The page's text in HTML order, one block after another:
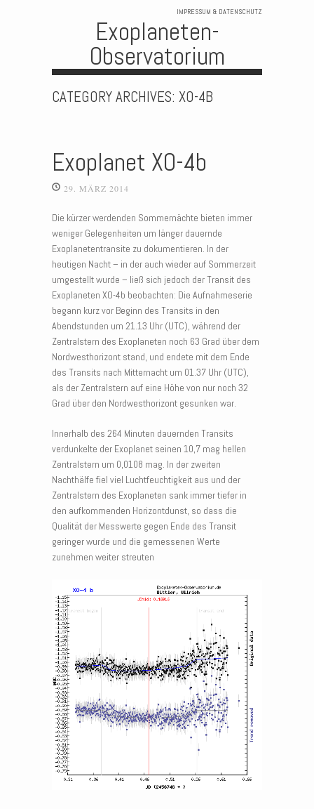
IMPRESSUM & DATENSCHUTZ
Exoplaneten-
Observatorium
CATEGORY ARCHIVES: XO-4B
Exoplanet XO-4b
29. MÄRZ 2014
Die kürzer werdenden Sommernächte bieten immer
weniger Gelegenheiten um länger dauernde
Exoplanetentransite zu dokumentieren. In der
heutigen Nacht – in der auch wieder auf Sommerzeit
umgestellt wurde – ließ sich jedoch der Transit des
Exoplaneten XO-4b beobachten: Die Aufnahmeserie
begann kurz vor Beginn des Transits in den
Abendstunden um 21.13 Uhr (UTC), während der
Zentralstern des Exoplaneten noch 63 Grad über dem
Nordwesthorizont stand, und endete mit dem Ende
des Transits nach Mitternacht um 01.37 Uhr (UTC),
als der Zentralstern auf eine Höhe von nur noch 32
Grad über den Nordwesthorizont gesunken war.
Innerhalb des 264 Minuten dauernden Transits
verdunkelte der Exoplanet seinen 10,7 mag hellen
Zentralstern um 0,0108 mag. In der zweiten
Nachthälfe fiel viel Luchtfeuchtigkeit aus und der
Zentralstern des Exoplaneten sank immer tiefer in
den aufkommenden Horizontdunst, so dass die
Qualität der Messwerte gegen Ende des Transit
geringer wurde und die gemessenen Werte
zunehmen weiter streuten